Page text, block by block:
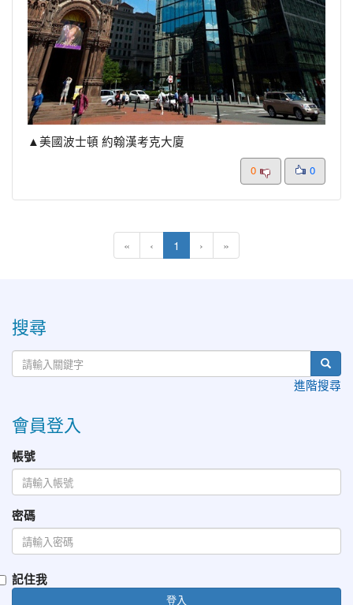
▲美國波士頓 約翰漢考克大廈
0 0
« ‹ 1 (current)
› »
搜尋
進階搜尋
會員登入
帳號
密碼
記住我
登入